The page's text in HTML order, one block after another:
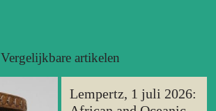
Vergelijkbare artikelen
Lempertz, 1 juli 2026: